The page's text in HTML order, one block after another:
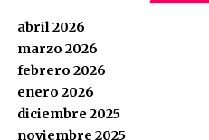
abril 2026
marzo 2026
febrero 2026
enero 2026
diciembre 2025
noviembre 2025